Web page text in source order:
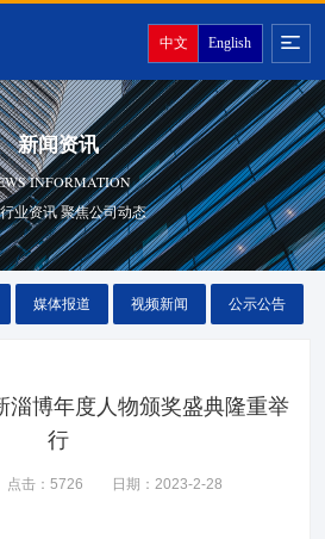
中文 English
新闻资讯
INFORMATION
业资讯 聚焦公司动态
媒体报道 视频新闻 公示公告
淄博年度人物颁奖盛典隆重举
行
点击：5726 日期：2023-2-28